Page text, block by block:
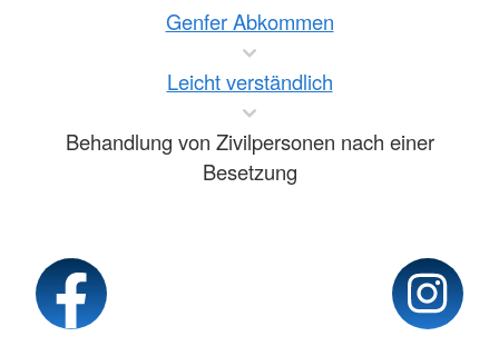
Genfer Abkommen
Leicht verständlich
Behandlung von Zivilpersonen nach einer
Besetzung